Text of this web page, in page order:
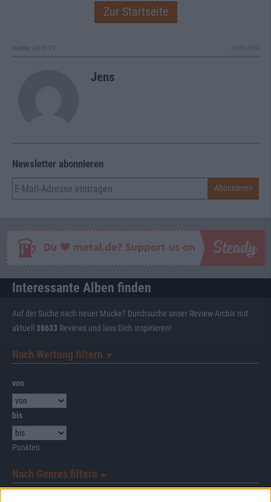
Zur Startseite
Jens
Newsletter abonnieren
Interessante Alben finden
Auf der Suche nach neuer Mucke? Durchsuche unser Review-Archiv mit
aktuell 38633 Reviews und lass Dich inspirieren!
Nach Wertung filtern ▼︎
von
bis
Punkten
Nach Genres filtern ►︎